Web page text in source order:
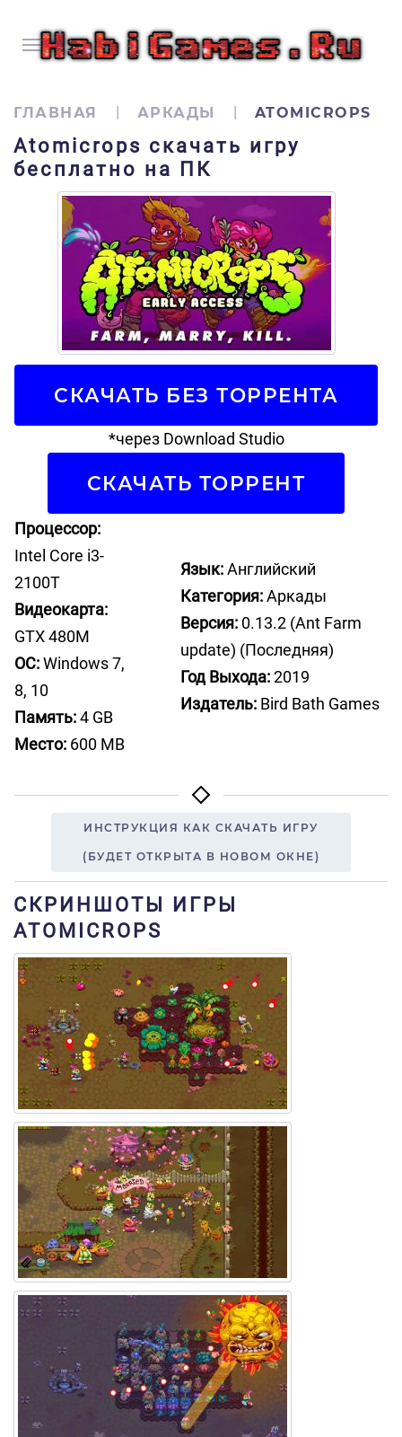
ГЛАВНАЯ АРКАДЫ ATOMICROPS
Atomicrops скачать игру
бесплатно на ПК
СКАЧАТЬ БЕЗ ТОРРЕНТА
*через Download Studio
СКАЧАТЬ ТОРРЕНТ
Процессор:
Intel Core i3-
2100T
Видеокарта:
GTX 480M
ОС:Windows 7,
8, 10
Память:4 GB
Место: 600 MB
Язык:Английский
Категория:Аркады
Версия: 0.13.2 (Ant Farm
update) (Последняя)
Год Выхода:2019
Издатель: Bird Bath Games
ИНСТРУКЦИЯ КАК СКАЧАТЬ ИГРУ
(БУДЕТ ОТКРЫТА В НОВОМ ОКНЕ)
СКРИНШОТЫ ИГРЫ
ATOMICROPS